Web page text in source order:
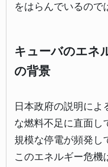
をはらんでいるので
キューバのエネ
の背景
日本政府の説明によ
な燃料不足に直面し
規模な停電が頻発し
このエネルギー危機